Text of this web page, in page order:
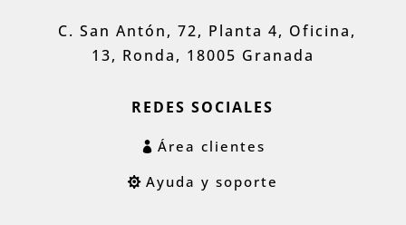
C. San Antón, 72, Planta 4, Oficina,
13, Ronda, 18005 Granada
REDES SOCIALES
Área clientes
Ayuda y soporte